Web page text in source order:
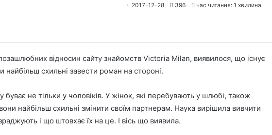
2017-12-28 396 час читання: 1 хвилина
відносин сайту знайомств Victoria Milan, виявилося, що існує
найбільш схильні завести роман на стороні.
буває не тільки у чоловіків. У жінок, які перебувають у шлюбі, також
найбільш схильні змінити своїм партнерам. Наука вирішила вивчити
і що штовхає їх на це. І вісь що виявила.